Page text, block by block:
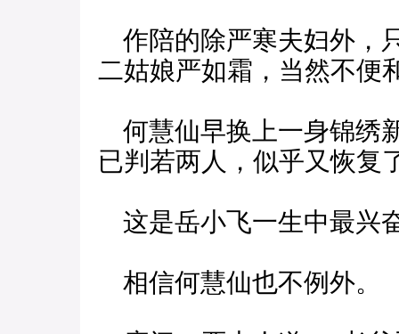
作陪的除严寒夫妇外，
二姑娘严如霜，当然不便
何慧仙早换上一身锦绣
已判若两人，似乎又恢复
这是岳小飞一生中最兴
相信何慧仙也不例外。